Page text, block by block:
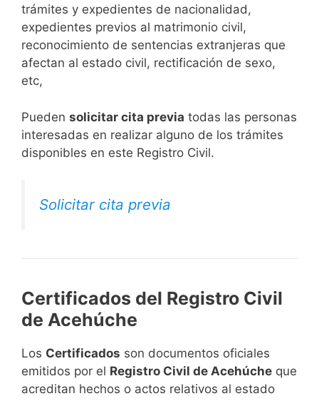
trámites y expedientes de nacionalidad,
expedientes previos al matrimonio civil,
reconocimiento de sentencias extranjeras que
afectan al estado civil, rectificación de sexo,
etc,
​Pueden solicitar cita previa todas las personas
interesadas en realizar alguno de los trámites
disponibles en este Registro Civil.​
Solicitar cita previa
Certificados del Registro Civil
de Acehúche
Los Certificados son documentos oficiales
emitidos por el Registro Civil de Acehúche que
acreditan hechos o actos relativos al estado